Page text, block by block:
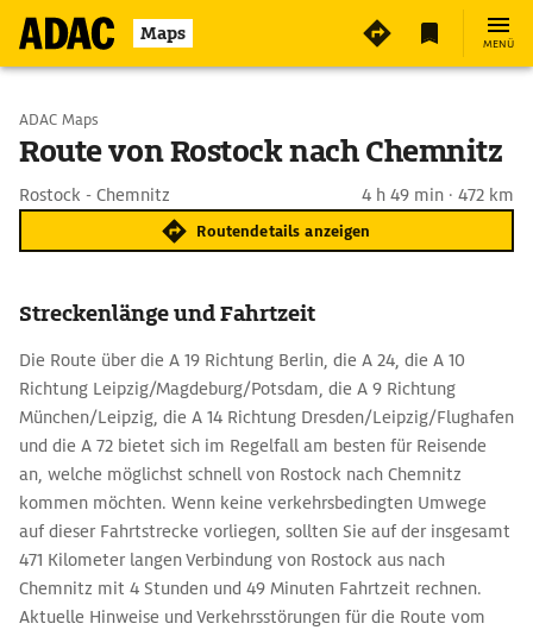
Maps MENÜ
Start wählen
ADAC Maps
Route von Rostock nach Chemnitz
Rostock - Chemnitz 4 h 49 min · 472 km
Routendetails anzeigen
Streckenlänge und Fahrtzeit
Die Route über die A 19 Richtung Berlin, die A 24, die A 10
Richtung Leipzig/Magdeburg/Potsdam, die A 9 Richtung
München/Leipzig, die A 14 Richtung Dresden/Leipzig/Flughafen
und die A 72 bietet sich im Regelfall am besten für Reisende
an, welche möglichst schnell von Rostock nach Chemnitz
kommen möchten. Wenn keine verkehrsbedingten Umwege
auf dieser Fahrtstrecke vorliegen, sollten Sie auf der insgesamt
471 Kilometer langen Verbindung von Rostock aus nach
Chemnitz mit 4 Stunden und 49 Minuten Fahrtzeit rechnen.
Aktuelle Hinweise und Verkehrsstörungen für die Route vom